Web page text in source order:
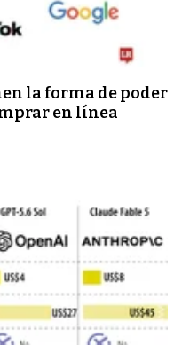
la forma de poder
en línea